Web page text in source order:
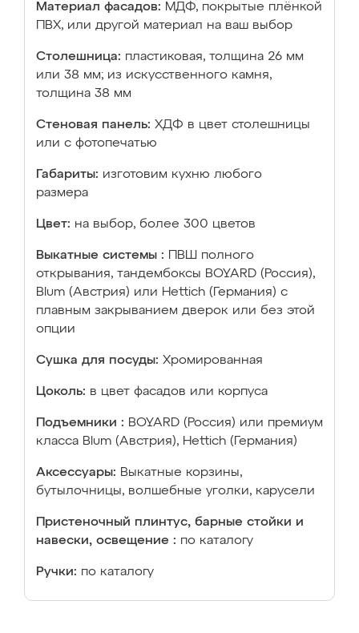
Материал фасадов: МДФ, покрытые плёнкой
ПВХ, или другой материал на ваш выбор
Столешница: пластиковая, толщина 26 мм
или 38 мм; из искусственного камня,
толщина 38 мм
Стеновая панель: ХДФ в цвет столешницы
или с фотопечатью
Габариты: изготовим кухню любого
размера
Цвет: на выбор, более 300 цветов
Выкатные системы :
ПВШ полного
открывания, тандембоксы BOYARD (Россия),
Blum (Австрия) или Hettich (Германия) с
плавным закрыванием дверок или без этой
опции
Сушка для посуды: Хромированная
Цоколь: в цвет фасадов или корпуса
Подъемники : BOYARD (Россия) или премиум
класса Blum (Австрия), Hettich (Германия)
Аксессуары: Выкатные корзины,
бутылочницы, волшебные уголки, карусели
Пристеночный плинтус, барные стойки и
навески, освещение : по каталогу
Ручки: по каталогу